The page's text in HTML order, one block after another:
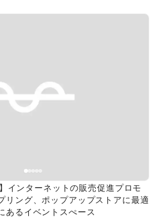
インターネットの販売促進プロモ
リング、ポップアップストアに最適
あるイベントスぺース